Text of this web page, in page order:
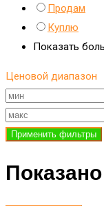
Продам
Куплю
Показать
Ценовой диапазон
Применить фильтры